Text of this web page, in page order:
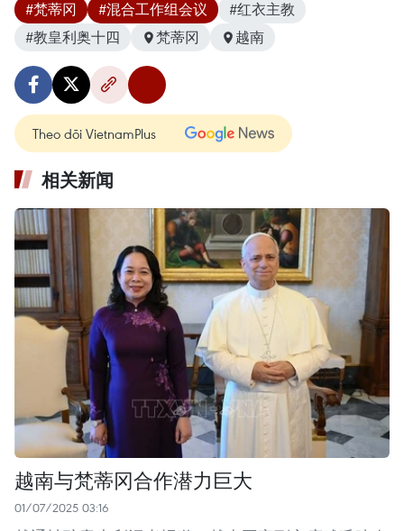
#梵蒂冈 #混合工作组会议
#红衣主教
#教皇利奥十四
梵蒂冈 越南
Theo dõi VietnamPlus
相关新闻
越南与梵蒂冈合作潜力巨大
01/07/2025 03:16